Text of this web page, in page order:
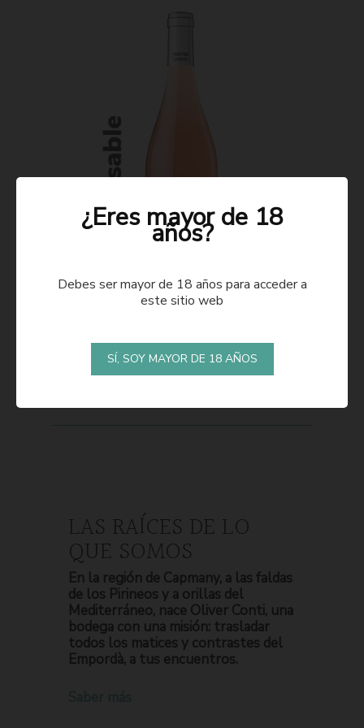
LAS RAÍCES DE LO
QUE SOMOS
En la región de Capmany, a las faldas
de los Pirineos y a orillas del
Mediterráneo, nace Oliver Conti, una
bodega con una misión: trasladar
todos los matices y contrastes del
Empordà, a tus encuentros.
¿Eres mayor de 18
años?
Debes ser mayor de 18 años para acceder a
este sitio web
SÍ, SOY MAYOR DE 18 AÑOS